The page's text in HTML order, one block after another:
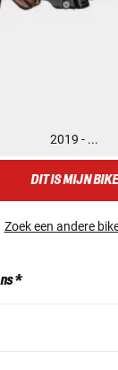
2019 - ...
DIT IS MIJN BIKE
Zoek een andere
*